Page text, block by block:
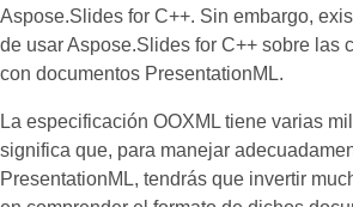
Aspose.Slides for C++. Sin embargo,
de usar Aspose.Slides for C++ sobre las
con documentos PresentationML.
La especificación OOXML tiene varias
significa que, para manejar
PresentationML, tendrás que invertir